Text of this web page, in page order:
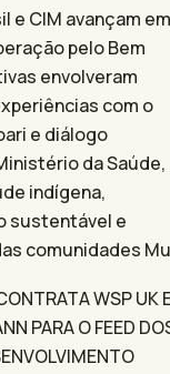
e CIM avançam em
pelo Bem
envolveram
com o
e diálogo
da Saúde,
indígena,
sustentável e
comunidades
WSP UK
PARA O FEED